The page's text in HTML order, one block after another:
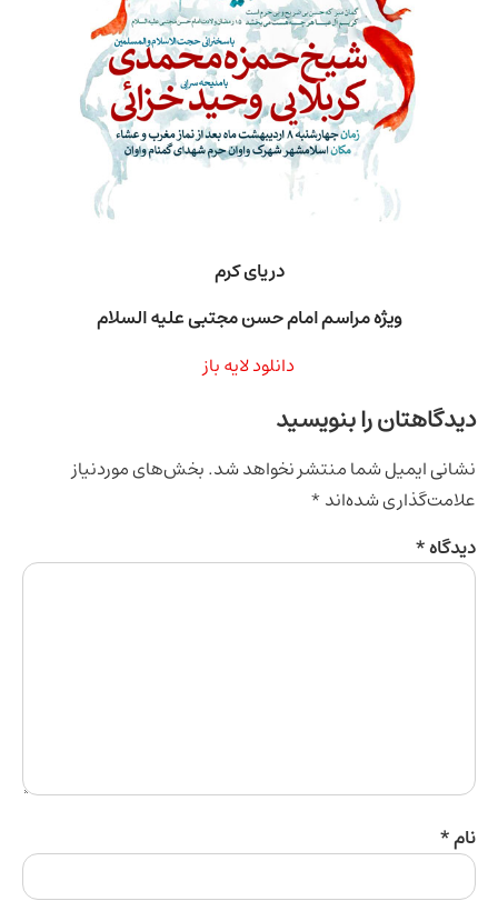
دریای کرم
ویژه مراسم امام حسن مجتبی علیه السلام
دانلود لایه باز
را بنویسید
ایمیل شما منتشر نخواهد شد.بخش‌های موردنیاز
شده‌اند*
*